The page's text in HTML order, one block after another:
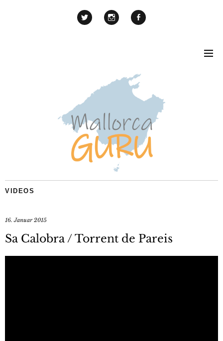
VIDEOS
16. Januar 2015
Sa Calobra / Torrent de Pareis